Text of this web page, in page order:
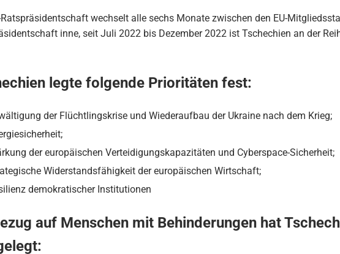
Ratspräsidentschaft wechselt alle sechs Monate zwischen den EU-
inne, seit Juli 2022 bis Dezember 2022 ist Tschechien an der
legte folgende Prioritäten fest:
der Flüchtlingskrise und Wiederaufbau der Ukraine nach dem Krieg;
der europäischen Verteidigungskapazitäten und Cyberspace-Sicherheit;
Widerstandsfähigkeit der europäischen Wirtschaft;
demokratischer Institutionen
auf Menschen mit Behinderungen hat